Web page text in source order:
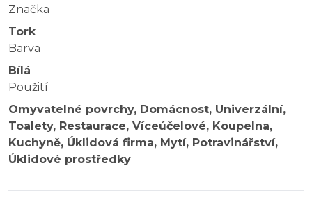
Značka
Tork
Barva
Bílá
Použití
Omyvatelné povrchy, Domácnost, Univerzální,
Toalety, Restaurace, Víceúčelové, Koupelna,
Kuchyně, Úklidová firma, Mytí, Potravinářství,
Úklidové prostředky